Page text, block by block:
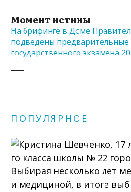
Момент истины
На брифинге в Доме
подведены предварительные
государственного экзамена
ПОПУЛЯРНОЕ